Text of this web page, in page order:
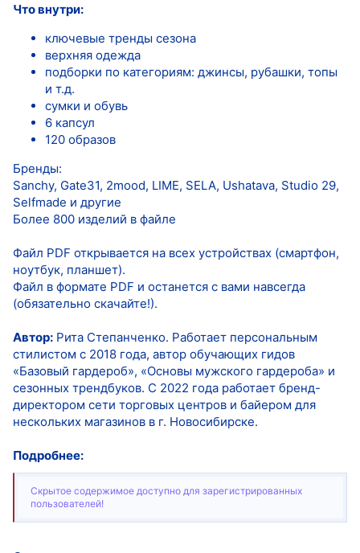
Что внутри:
ключевые тренды сезона
верхняя одежда
подборки по категориям: джинсы, рубашки, топы
и т.д.
сумки и обувь
6 капсул
120 образов
Бренды:
Sanchy, Gate31, 2mood, LIME, SELA, Ushatava, Studio 29,
Selfmade и другие
Более 800 изделий в файле
Файл PDF открывается на всех устройствах (смартфон,
ноутбук, планшет).
Файл в формате PDF и останется с вами навсегда
(обязательно скачайте!).
Автор: Рита Степанченко. Работает персональным
стилистом с 2018 года, автор обучающих гидов
«Базовый гардероб», «Основы мужского гардероба» и
сезонных трендбуков. C 2022 года работает бренд-
директором сети торговых центров и байером для
нескольких магазинов в г. Новосибирске.
Подробнее:
Скрытое содержимое доступно для зарегистрированных
пользователей!